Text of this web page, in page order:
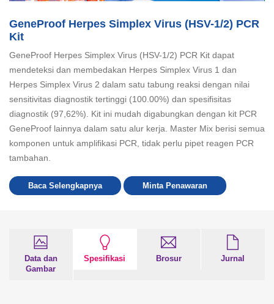
GeneProof Herpes Simplex Virus (HSV-1/2) PCR
Kit
GeneProof Herpes Simplex Virus (HSV-1/2) PCR Kit dapat
mendeteksi dan membedakan Herpes Simplex Virus 1 dan
Herpes Simplex Virus 2 dalam satu tabung reaksi dengan nilai
sensitivitas diagnostik tertinggi (100.00%) dan spesifisitas
diagnostik (97,62%). Kit ini mudah digabungkan dengan kit PCR
GeneProof lainnya dalam satu alur kerja. Master Mix berisi semua
komponen untuk amplifikasi PCR, tidak perlu pipet reagen PCR
tambahan.
Baca Selengkapnya Minta Penawaran
Data dan
Gambar
Spesifikasi Brosur Jurnal